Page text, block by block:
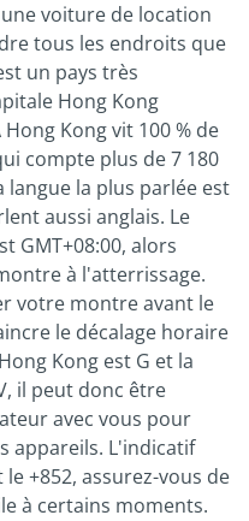
voiture de location
tous les endroits que
un pays très
Hong Kong
Kong vit 100 % de
compte plus de 7 180
langue la plus parlée est
aussi anglais. Le
GMT+08:00, alors
à l'atterrissage.
votre montre avant le
le décalage horaire
Kong est G et la
il peut donc être
avec vous pour
appareils. L'indicatif
+852, assurez-vous de
à certains moments.